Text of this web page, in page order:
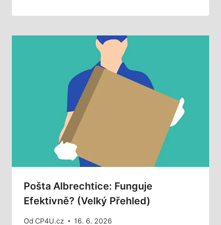
Pošta Albrechtice: Funguje
Efektivně? (Velký Přehled)
Od CP4U.cz 16. 6. 2026